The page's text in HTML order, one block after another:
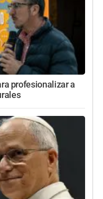
profesionalizar a